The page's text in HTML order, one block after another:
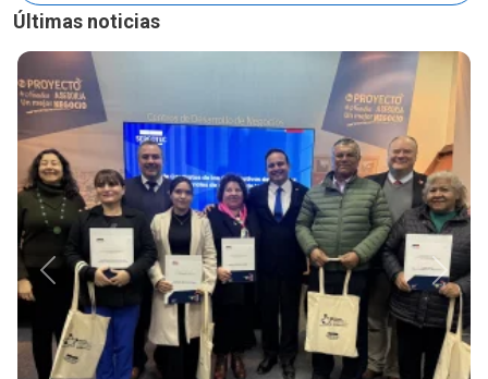
Últimas noticias
Anterior